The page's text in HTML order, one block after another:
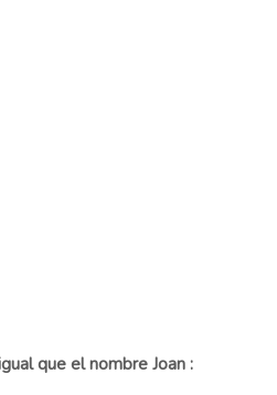
que el nombre Joan :